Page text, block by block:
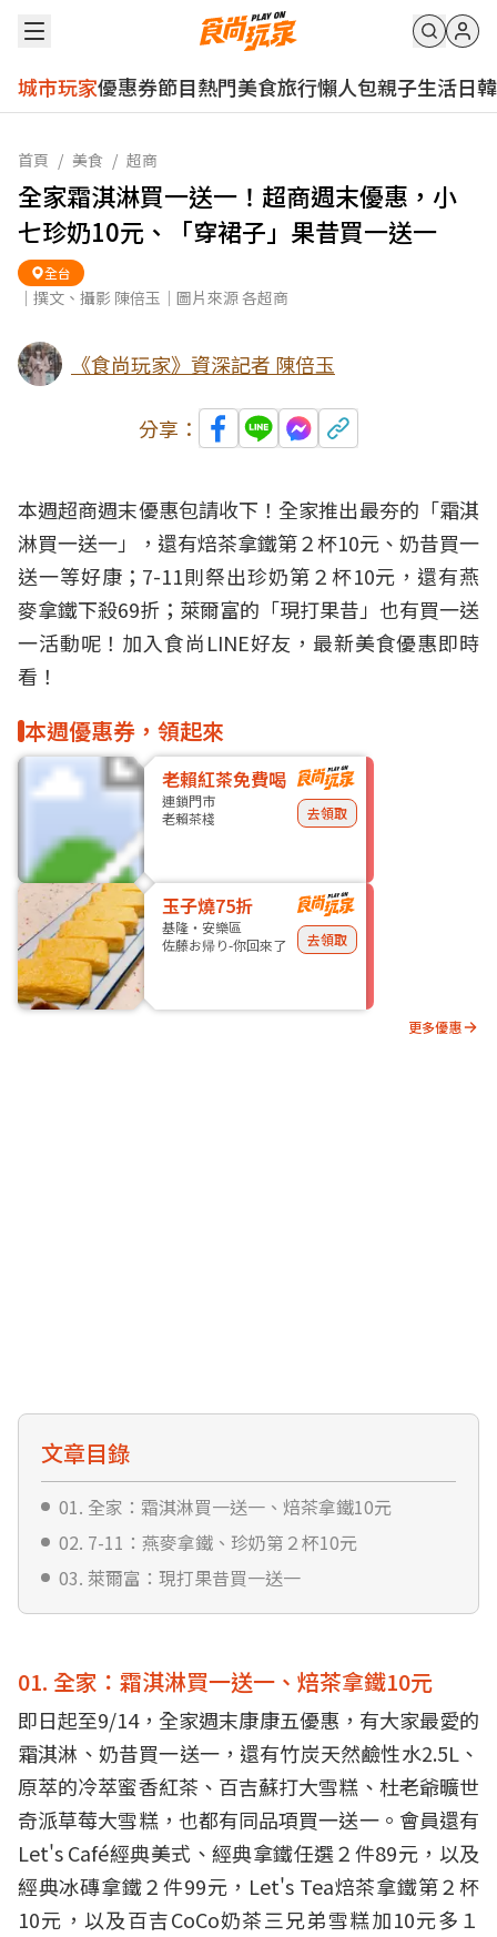
城市玩家優惠券節目熱門美食旅行懶人包親子生活日韓
首頁 / 美食 / 超商
全家霜淇淋買一送一！超商週末優惠，小
七珍奶10元、「穿裙子」果昔買一送一
全台
｜撰文、攝影 陳倍玉｜圖片來源 各超商
《食尚玩家》資深記者 陳倍玉
分享：
本週超商週末優惠包請收下！全家推出最夯的「霜淇
淋買一送一」，還有焙茶拿鐵第２杯10元、奶昔買一
送一等好康；7-11則祭出珍奶第２杯10元，還有燕
麥拿鐵下殺69折；萊爾富的「現打果昔」也有買一送
一活動呢！ 加入食尚LINE好友，最新美食優惠即時
看！
本週優惠券，領起來
老賴紅茶免費喝
連鎖門市
老賴茶棧
去領取
玉子燒75折
基隆・安樂區
佐藤お帰り-你回來了
去領取
更多優惠
文章目錄
01. 全家：霜淇淋買一送一、焙茶拿鐵10元
02. 7-11：燕麥拿鐵、珍奶第２杯10元
03. 萊爾富：現打果昔買一送一
01. 全家：霜淇淋買一送一、焙茶拿鐵10元
即日起至9/14，全家週末康康五優惠，有大家最愛的
霜淇淋、奶昔買一送一，還有竹炭天然鹼性水2.5L、
原萃的冷萃蜜香紅茶、百吉蘇打大雪糕、杜老爺曠世
奇派草莓大雪糕，也都有同品項買一送一。會員還有
Let's Café經典美式、經典拿鐵任選２件89元，以及
經典冰磚拿鐵２件99元，Let's Tea焙茶拿鐵第２杯
10元，以及百吉CoCo奶茶三兄弟雪糕加10元多１